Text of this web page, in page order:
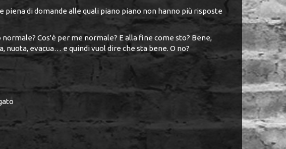
piena di domande alle quali piano piano non hanno più risposte
Cos'è per me normale? E alla fine come sto? Bene,
nuota, evacua… e quindi vuol dire che sta bene. O no?